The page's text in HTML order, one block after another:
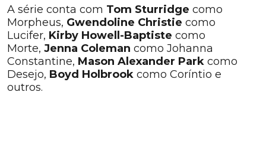
A série conta com Tom Sturridge como
Morpheus, Gwendoline Christie como
Lucifer, Kirby Howell-Baptiste como
Morte, Jenna Coleman como Johanna
Constantine, Mason Alexander Park como
Desejo, Boyd Holbrook como Coríntio e
outros.